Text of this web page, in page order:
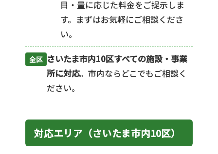
目・量に応じた料金をご提示しま
す。まずはお気軽にご相談くださ
い。
全区 さいたま市内10区すべての施設・事業
所に対応。市内ならどこでもご相談く
ださい。
対応エリア（さいたま市内10区）